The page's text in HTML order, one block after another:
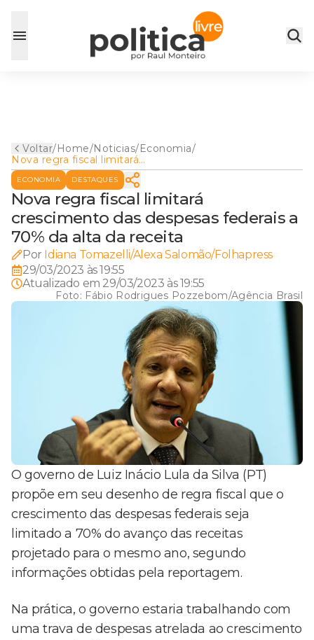
Voltar/Home/Noticias/Economia/
Nova regra fiscal limitará
crescimento das despesas
federais a 70% da alta da
receita
ECONOMIA DESTAQUES
Nova regra fiscal limitará
crescimento das despesas federais a
70% da alta da receita
Por Idiana Tomazelli/Alexa Salomão/Folhapress
29/03/2023 às 19:55
Atualizado em 29/03/2023 às 19:55
Foto: Fábio Rodrigues Pozzebom/Agência Brasil
O governo de Luiz Inácio Lula da Silva (PT)
propõe em seu desenho de regra fiscal que o
crescimento das despesas federais seja
limitado a 70% do avanço das receitas
projetado para o mesmo ano, segundo
informações obtidas pela reportagem.
Na prática, o governo estaria trabalhando com
uma trava de despesas atrelada ao crescimento